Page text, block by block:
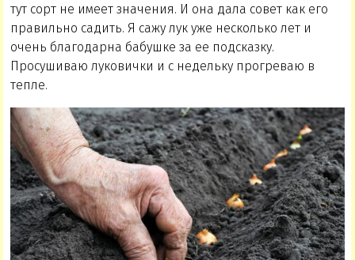
тут сорт не имеет значения. И она дала совет как его
правильно садить. Я сажу лук уже несколько лет и
очень благодарна бабушке за ее подсказку.
Просушиваю луковички и с недельку прогреваю в
тепле.